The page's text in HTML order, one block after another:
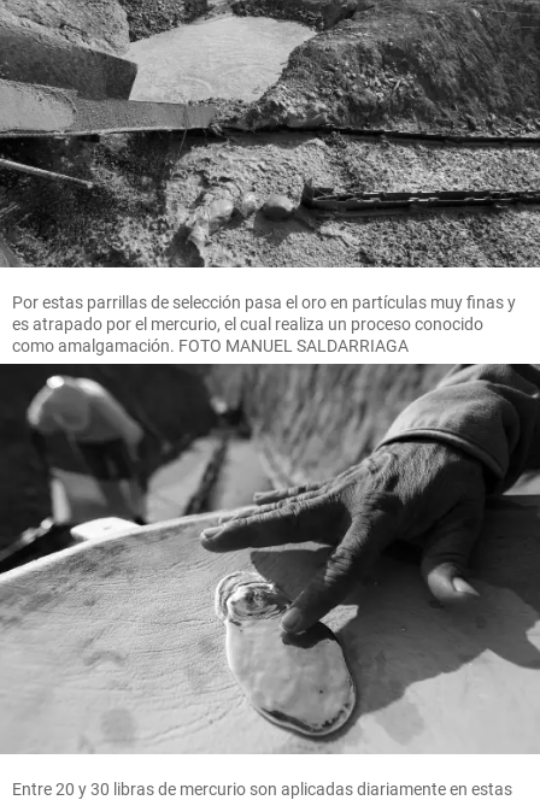
Por estas parrillas de selección pasa el oro en partículas muy finas y
es atrapado por el mercurio, el cual realiza un proceso conocido
como amalgamación. FOTO MANUEL SALDARRIAGA
Entre 20 y 30 libras de mercurio son aplicadas diariamente en estas